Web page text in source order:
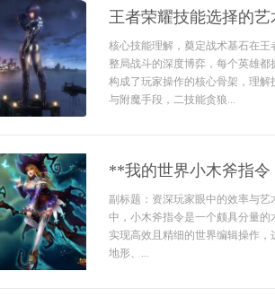
王者荣耀技能选择的
核心技能理解，奠定战术基石在
整局战斗的深度博弈，每个英雄
构成了玩家操作的核心骨架，理
与附魔手段，二技能贪狼...
**我的世界小木斧指
副标题：资深玩家眼中的效率与
中，小木斧指令是一个颇具分量
实现高效且精细的世界编辑操作
地形、...